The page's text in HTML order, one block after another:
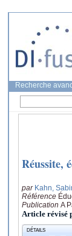
Recherche
Réussite,
par Kahn,
Référence
Publication A
Article révisé
DÉTAILS